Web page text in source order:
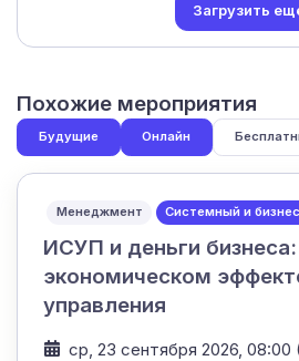
Загрузить
Похожие мероприятия
Будущие Онлайн
Менеджмент Системный и
ИСУП и деньги
экономическом
управления
ср, 23 сентября 2026, 08:00